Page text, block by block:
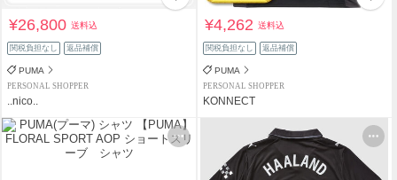
¥26,800送料込
関税負担なし 返品補償
PUMA
PERSONAL SHOPPER
..nico..
¥4,262送料込
関税負担なし 返品補償
PUMA
PERSONAL SHOPPER
KONNECT